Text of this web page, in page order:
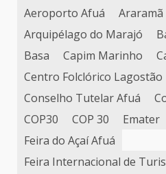
Aeroporto Afuá
Araramã
Arquipélago do Marajó
Basa
Capim Marinho
Centro Folclórico Lagostão
Conselho Tutelar Afuá
COP30
COP 30 Emater
Feira do Açaí Afuá
Feira Internacional de